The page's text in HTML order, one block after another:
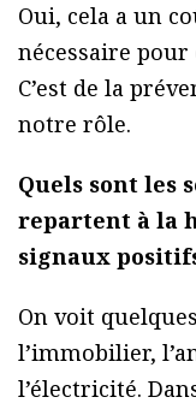
Oui, cela a un
nécessaire
C’est de la
notre rôle.
Quels sont les
repartent à la
signaux
On voit
l’immobilier,
l’électricité.